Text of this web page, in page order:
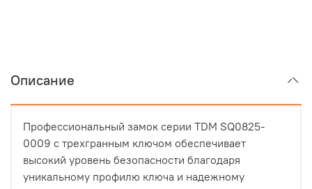
Описание
Профессиональный замок серии TDM SQ0825-
0009 с трехгранным ключом обеспечивает
высокий уровень безопасности благодаря
уникальному профилю ключа и надежному